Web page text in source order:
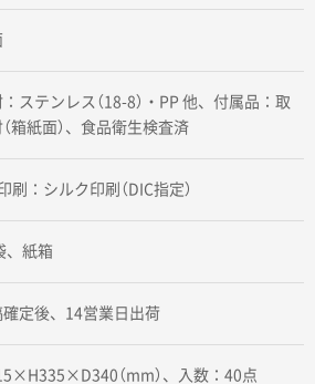
：ステンレス（18-8）・PP 他、付属品：取
箱紙面）、食品衛生検査済
刷：シルク印刷（DIC指定）
、紙箱
確定後、14営業日出荷
（mm）、入数：40点